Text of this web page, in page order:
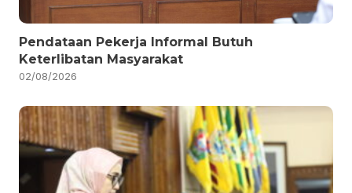
Pendataan Pekerja Informal Butuh
Keterlibatan Masyarakat
02/08/2026